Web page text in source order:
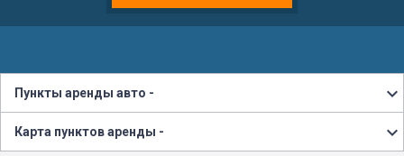
Пункты аренды авто -
Карта пунктов аренды -